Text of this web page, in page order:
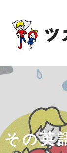
その英